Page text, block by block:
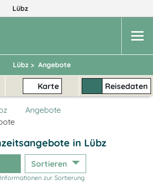
Lübz
Lübz > Angebote
Karte Reisedaten
Angebote
in Lübz
Sortieren
Informationen zur Sortierung